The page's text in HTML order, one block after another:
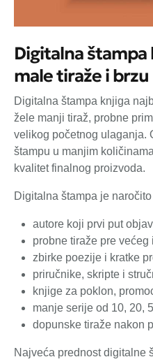
Digitalna štampa
male tiraže i
Digitalna štampa knjiga
žele manji tiraž, probne
velikog početnog ulaganja.
štampu u manjim
kvalitet finalnog proizvoda.
Digitalna štampa je
autore koji prvi put
probne tiraže pre većeg
zbirke poezije i kratke
priručnike, skripte i
knjige za poklon,
manje serije od 10, 20,
dopunske tiraže nakon
Najveća prednost digitalne